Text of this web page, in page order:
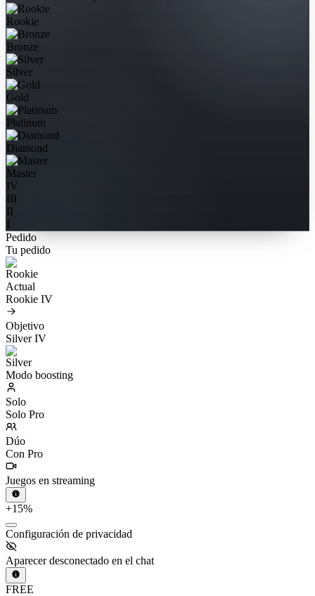
Rookie
Bronze
Silver
Gold
Platinum
Diamond
Master
IV
III
II
I
Pedido
Tu pedido
Actual
Rookie IV
Objetivo
Silver IV
Modo boosting
Solo
Solo Pro
Dúo
Con Pro
Juegos en streaming
+15%
Configuración de privacidad
Aparecer desconectado en el chat
FREE